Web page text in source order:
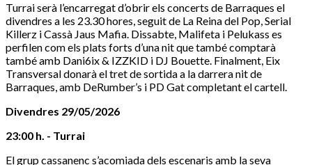
Turrai serà l’encarregat d’obrir els concerts de Barraques el
divendres a les 23.30 hores, seguit de La Reina del Pop, Serial
Killerz i Cassà Jaus Mafia. Dissabte, Malifeta i Pelukass es
perfilen com els plats forts d’una nit que també comptarà
també amb Dani6ix & IZZKID i DJ Bouette. Finalment, Eix
Transversal donarà el tret de sortida a la darrera nit de
Barraques, amb DeRumber’s i PD Gat completant el cartell.
Divendres 29/05/2026
23:00 h. - Turrai
El grup cassanenc s’acomiada dels escenaris amb la seva